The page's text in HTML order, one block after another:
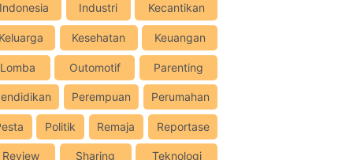
Indonesia Industri Kecantikan
Keluarga Kesehatan Keuangan
Lomba Outomotif Parenting
Perempuan Perumahan
Politik Remaja Reportase
Review Sharing Teknologi